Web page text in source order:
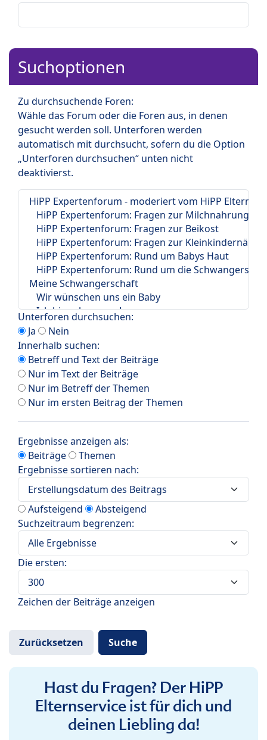
Suchoptionen
Zu durchsuchende Foren:
Wähle das Forum oder die Foren aus, in denen
gesucht werden soll. Unterforen werden
automatisch mit durchsucht, sofern du die Option
„Unterforen durchsuchen“ unten nicht
deaktivierst.
Unterforen durchsuchen:
Ja
Nein
Innerhalb suchen:
Betreff und Text der Beiträge
Nur im Text der Beiträge
Nur im Betreff der Themen
Nur im ersten Beitrag der Themen
Ergebnisse anzeigen als:
Beiträge
Themen
Ergebnisse sortieren nach:
Aufsteigend
Absteigend
Suchzeitraum begrenzen:
Die ersten:
Zeichen der Beiträge anzeigen
Hast du Fragen? Der HiPP
Elternservice ist für dich und
deinen Liebling da!